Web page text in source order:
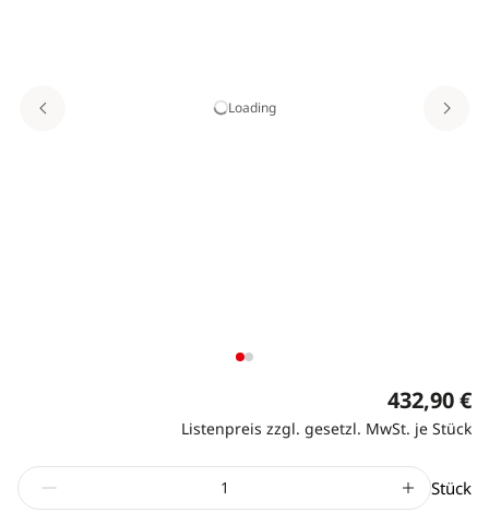
Loading
432,90 €
Listenpreis zzgl. gesetzl. MwSt. je Stück
Stück